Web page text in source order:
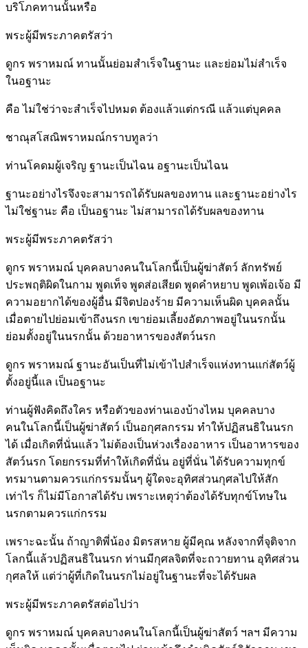
บริโภคทานนั้นหรือ
พระผู้มีพระภาคตรัสว่า
ดูกร พราหมณ์ ทานนั้นย่อมสำเร็จในฐานะ และย่อมไม่สำเร็จ
ในอฐานะ
คือ ไม่ใช่ว่าจะสำเร็จไปหมด ต้องแล้วแต่กรณี แล้วแต่บุคคล
ชาณุสโสณิพราหมณ์กราบทูลว่า
ท่านโคดมผู้เจริญ ฐานะเป็นไฉน อฐานะเป็นไฉน
ฐานะอย่างไรจึงจะสามารถได้รับผลของทาน และฐานะอย่างไร
ไม่ใช่ฐานะ คือ เป็นอฐานะ ไม่สามารถได้รับผลของทาน
พระผู้มีพระภาคตรัสว่า
ดูกร พราหมณ์ บุคคลบางคนในโลกนี้เป็นผู้ฆ่าสัตว์ ลักทรัพย์
ประพฤติผิดในกาม พูดเท็จ พูดส่อเสียด พูดคำหยาบ พูดเพ้อเจ้อ มี
ความอยากได้ของผู้อื่น มีจิตปองร้าย มีความเห็นผิด บุคคลนั้น
เมื่อตายไปย่อมเข้าถึงนรก เขาย่อมเลี้ยงอัตภาพอยู่ในนรกนั้น
ย่อมตั้งอยู่ในนรกนั้น ด้วยอาหารของสัตว์นรก
ดูกร พราหมณ์ ฐานะอันเป็นที่ไม่เข้าไปสำเร็จแห่งทานแก่สัตว์ผู้
ตั้งอยู่นี้แล เป็นอฐานะ
ท่านผู้ฟังคิดถึงใคร หรือตัวของท่านเองบ้างไหม บุคคลบาง
คนในโลกนี้เป็นผู้ฆ่าสัตว์ เป็นอกุศลกรรม ทำให้ปฏิสนธิในนรก
ได้ เมื่อเกิดที่นั่นแล้ว ไม่ต้องเป็นห่วงเรื่องอาหาร เป็นอาหารของ
สัตว์นรก โดยกรรมที่ทำให้เกิดที่นั่น อยู่ที่นั่น ได้รับความทุกข์
ทรมานตามควรแก่กรรมนั้นๆ ผู้ใดจะอุทิศส่วนกุศลไปให้สัก
เท่าไร ก็ไม่มีโอกาสได้รับ เพราะเหตุว่าต้องได้รับทุกข์โทษใน
นรกตามควรแก่กรรม
เพราะฉะนั้น ถ้าญาติพี่น้อง มิตรสหาย ผู้มีคุณ หลังจากที่จุติจาก
โลกนี้แล้วปฏิสนธิในนรก ท่านมีกุศลจิตที่จะถวายทาน อุทิศส่วน
กุศลให้ แต่ว่าผู้ที่เกิดในนรกไม่อยู่ในฐานะที่จะได้รับผล
พระผู้มีพระภาคตรัสต่อไปว่า
ดูกร พราหมณ์ บุคคลบางคนในโลกนี้เป็นผู้ฆ่าสัตว์ ฯลฯ มีความ